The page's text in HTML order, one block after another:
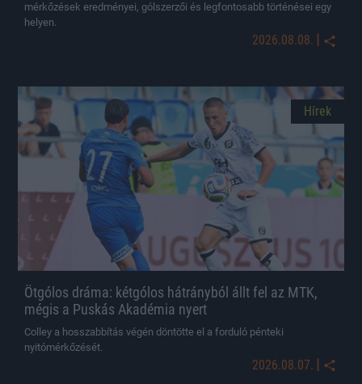
mérkőzések eredményei, gólszerzői és legfontosabb történései egy
helyen.
2026.08.08. |
Hírek
Ötgólos dráma: kétgólos hátrányból állt fel az MTK,
mégis a Puskás Akadémia nyert
Colley a hosszabbítás végén döntötte el a forduló pénteki
nyitómérkőzését.
2026.08.07. |